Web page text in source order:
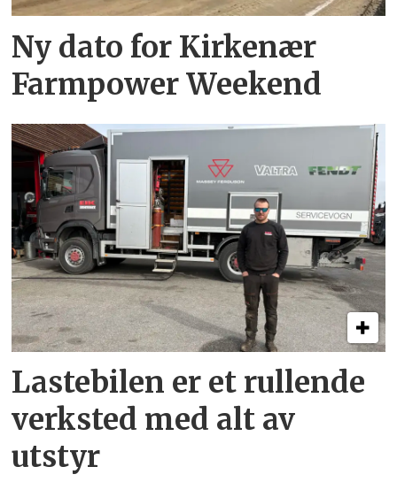
Ny dato for Kirkenær
Farmpower Weekend
Lastebilen er et rullende
verksted med alt av
utstyr